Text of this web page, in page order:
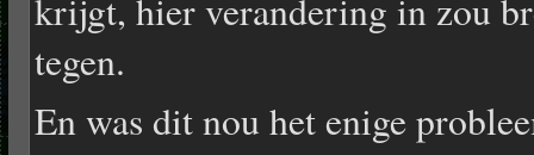
krijgt, hier verandering in zou
tegen.
En was dit nou het enige